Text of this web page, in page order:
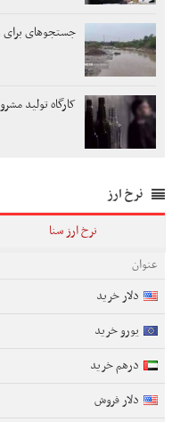
جستجوهای برای
کارگاه تولید
نرخ ارز
نرخ ارز سنا
عنوان
دلار خرید
یورو خرید
درهم خرید
دلار فروش